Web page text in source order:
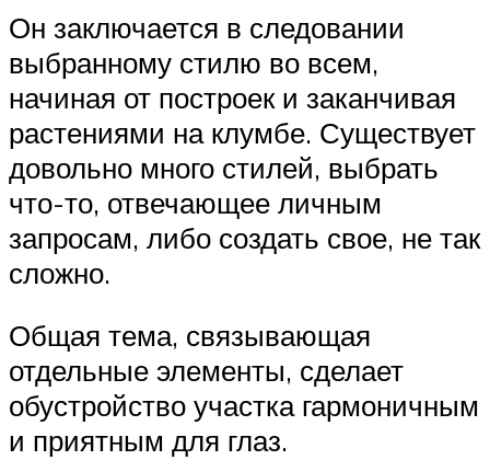
Он заключается в следовании
выбранному стилю во всем,
начиная от построек и заканчивая
растениями на клумбе. Существует
довольно много стилей, выбрать
что-то, отвечающее личным
запросам, либо создать свое, не так
сложно.
Общая тема, связывающая
отдельные элементы, сделает
обустройство участка гармоничным
и приятным для глаз.